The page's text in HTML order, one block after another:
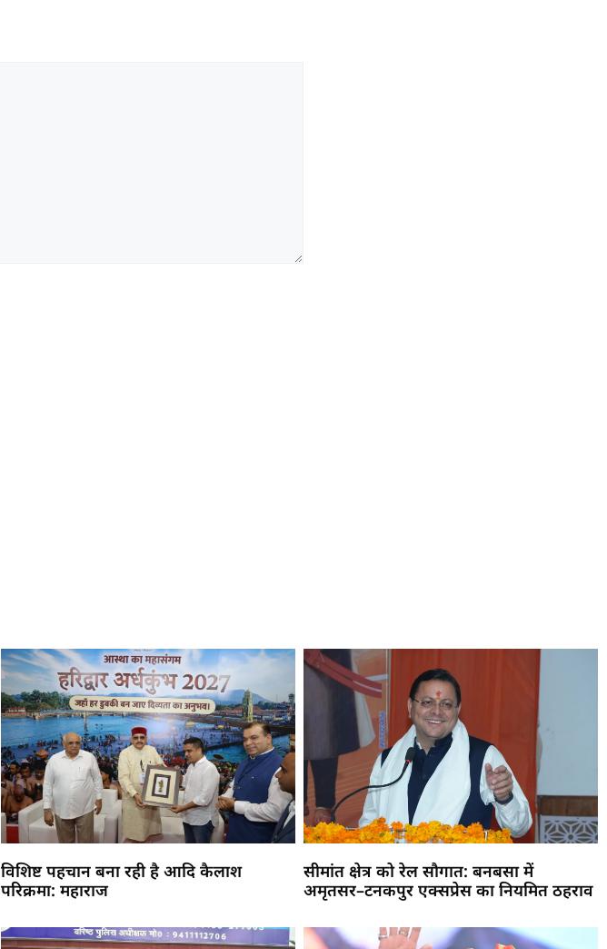
विशिष्ट पहचान बना रही है आदि कैलाश
परिक्रमा: महाराज
सीमांत क्षेत्र को रेल सौगात: बनबसा में
अमृतसर–टनकपुर एक्सप्रेस का नियमित ठहराव